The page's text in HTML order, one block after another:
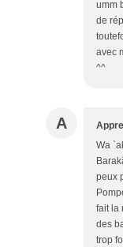
umm
de
avec
^^
A
Wa
peux
fait la
des
trop